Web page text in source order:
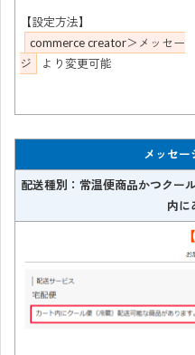
【設定方法】
commerce creator＞メッセー
ジ
より変更可能
メッセー
配送種別：常温便商品かつクー
内に